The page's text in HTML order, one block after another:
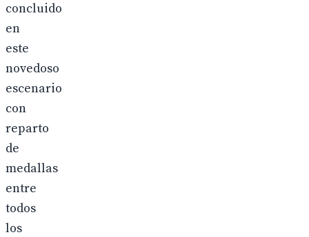
concluido
en
este
novedoso
escenario
con
reparto
de
medallas
entre
todos
los